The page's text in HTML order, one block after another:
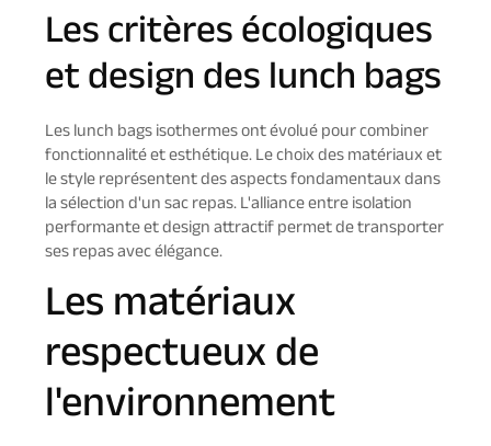
Les critères écologiques
et design des lunch bags
Les lunch bags isothermes ont évolué pour combiner
fonctionnalité et esthétique. Le choix des matériaux et
le style représentent des aspects fondamentaux dans
la sélection d'un sac repas. L'alliance entre isolation
performante et design attractif permet de transporter
ses repas avec élégance.
Les matériaux
respectueux de
l'environnement